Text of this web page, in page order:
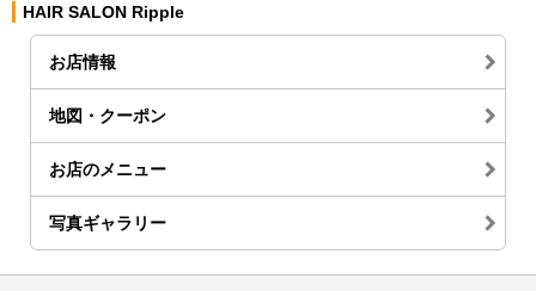
HAIR SALON Ripple
お店情報
地図・クーポン
お店のメニュー
写真ギャラリー